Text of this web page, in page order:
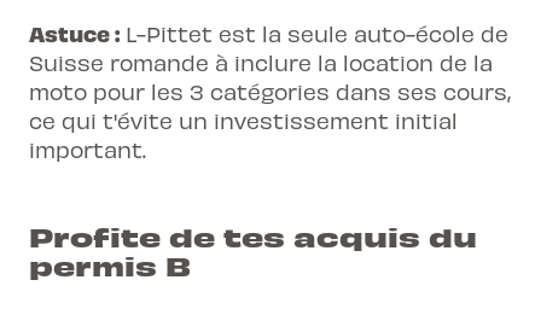
Astuce : L-Pittet est la seule auto-école de
Suisse romande à inclure la location de la
moto pour les 3 catégories dans ses cours,
ce qui t'évite un investissement initial
important.
Profite de tes acquis du
permis B